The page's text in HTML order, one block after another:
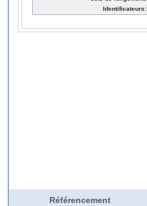
Identificateurs:
Référencement